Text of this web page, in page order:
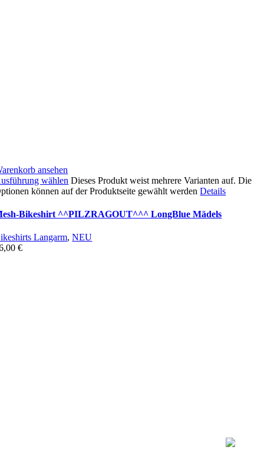
ansehen
wählen Dieses Produkt weist mehrere Varianten auf. Die
können auf der Produktseite gewählt werdenDetails
Bikeshirt ^^PILZRAGOUT^^^ LongBlue Mädels
Langarm,NEU
€